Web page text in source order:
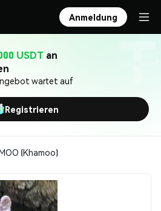
Anmeldung
USDT an
wartet auf
Registrieren
(Khamoo)